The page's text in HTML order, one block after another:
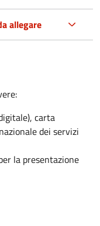
allegare
carta
dei servizi
la presentazione